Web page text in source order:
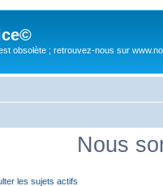
obsolète ; retrouvez-nous sur
Nous
les sujets actifs